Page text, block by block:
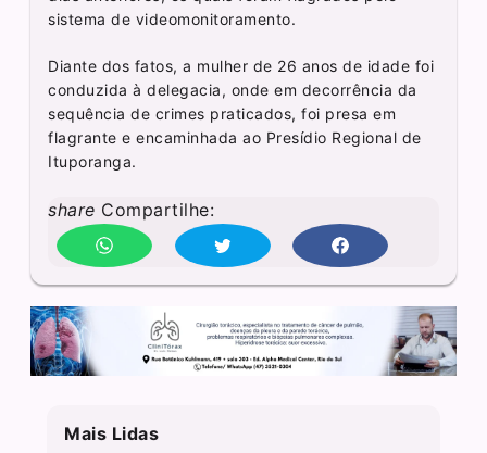
sistema de videomonitoramento.
Diante dos fatos, a mulher de 26 anos de idade foi
conduzida à delegacia, onde em decorrência da
sequência de crimes praticados, foi presa em
flagrante e encaminhada ao Presídio Regional de
Ituporanga.
share Compartilhe:
Mais Lidas